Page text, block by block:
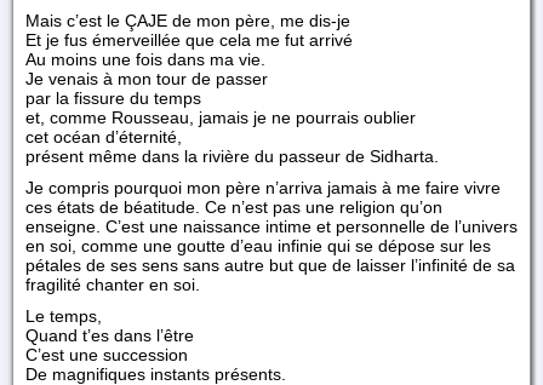
Mais c’est le ÇAJE de mon père, me dis-je
Et je fus émerveillée que cela me fut arrivé
Au moins une fois dans ma vie.
Je venais à mon tour de passer
par la fissure du temps
et, comme Rousseau, jamais je ne pourrais oublier
cet océan d’éternité,
présent même dans la rivière du passeur de Sidharta.
Je compris pourquoi mon père n’arriva jamais à me faire vivre
ces états de béatitude. Ce n’est pas une religion qu’on
enseigne. C’est une naissance intime et personnelle de l’univers
en soi, comme une goutte d’eau infinie qui se dépose sur les
pétales de ses sens sans autre but que de laisser l’infinité de sa
fragilité chanter en soi.
Le temps,
Quand t’es dans l’être
C’est une succession
De magnifiques instants présents.